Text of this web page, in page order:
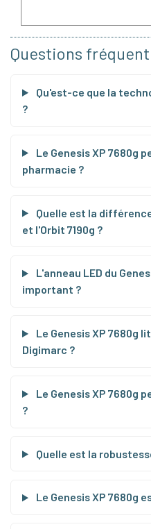
Questions
Qu'est-ce que la
?
Le Genesis XP 7680g
pharmacie ?
Quelle est la
et l'Orbit 7190g ?
L'anneau LED du
important ?
Le Genesis XP 7680g
Digimarc ?
Le Genesis XP 7680g
?
Quelle est la
Le Genesis XP 7680g